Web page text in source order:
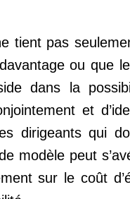
tient pas
ou que
dans la
et
dirigeants qui
modèle peut
sur le coût